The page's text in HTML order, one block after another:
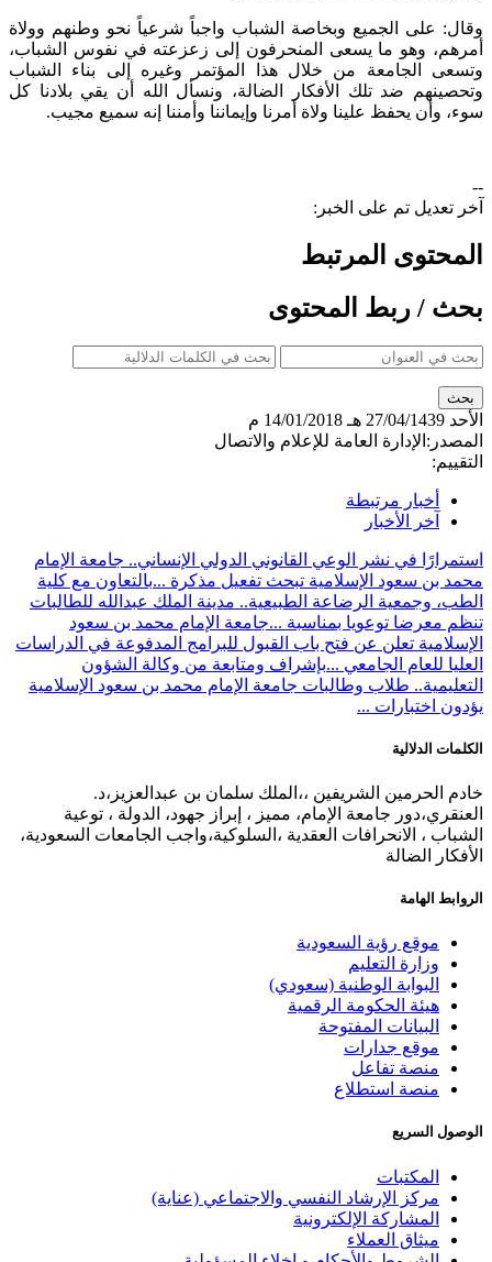
وقال: على الجميع وبخاصة الشباب واجباً شرعياً نحو وطنهم وولاة
أمرهم، وهو ما يسعى المنحرفون إلى زعزعته في نفوس الشباب،
وتسعى الجامعة من خلال هذا المؤتمر وغيره إلى بناء الشباب
وتحصينهم ضد تلك الأفكار الضالة، ونسأل الله أن يقي بلادنا كل
سوء، وأن يحفظ علينا ولاة أمرنا وإيماننا وأمننا إنه سميع مجيب.
--
آخر تعديل تم على الخبر:
المحتوى المرتبط
بحث / ربط المحتوى
الأحد 27/04/1439 هـ
14/01/2018 م
المصدر: الإدارة العامة للإعلام والاتصال
التقييم:
أخبار مرتبطة
آخر الأخبار
استمرارًا في نشر الوعي القانوني الدولي الإنساني.. جامعة الإمام
محمد بن سعود الإسلامية تبحث تفعيل مذكرة ...بالتعاون مع كلية
الطب، وجمعية الرضاعة الطبيعية.. مدينة الملك عبدالله للطالبات
تنظم معرضا توعويا بمناسبة ...جامعة الإمام محمد بن سعود
الإسلامية تعلن عن فتح باب القبول للبرامج المدفوعة في الدراسات
العليا للعام الجامعي ...بإشراف ومتابعة من وكالة الشؤون
التعليمية.. طلاب وطالبات جامعة الإمام محمد بن سعود الإسلامية
يؤدون اختبارات ...
الكلمات الدلالية
خادم الحرمين الشريفين ،،الملك سلمان بن عبدالعزيز،د.
العنقري،دور جامعة الإمام، مميز ، إبراز جهود، الدولة ، توعية
الشباب ، الانحرافات العقدية ،السلوكية،واجب الجامعات السعودية،
الأفكار الضالة
الروابط الهامة
موقع رؤية السعودية
وزارة التعليم
البوابة الوطنية (سعودي)
هيئة الحكومة الرقمية
البيانات المفتوحة
موقع جدارات
منصة تفاعل
منصة استطلاع
الوصول السريع
المكتبات
مركز الإرشاد النفسي والاجتماعي (عناية)
المشاركة الإلكترونية
ميثاق العملاء